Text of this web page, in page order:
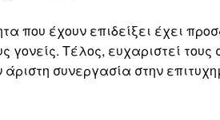
που έχουν επιδείξει έχει
γονείς. Τέλος, ευχαριστεί τους
συνεργασία στην